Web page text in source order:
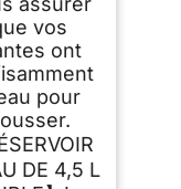
vos
ont
pour
DE 4,5 L